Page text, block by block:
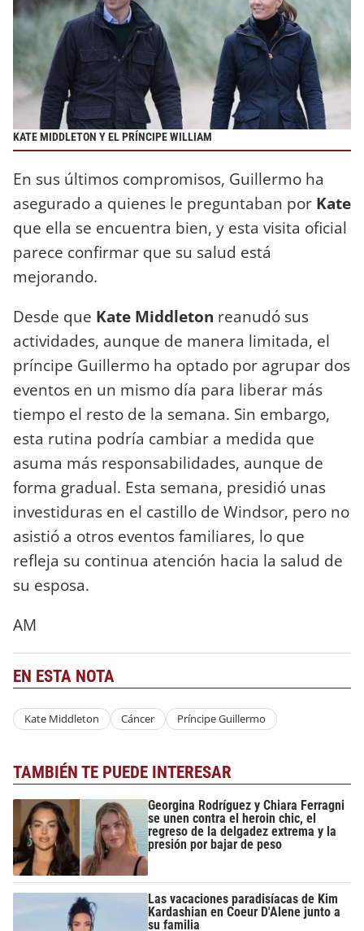
KATE MIDDLETON Y EL PRÍNCIPE WILLIAM
En sus últimos compromisos, Guillermo ha
asegurado a quienes le preguntaban por Kate
que ella se encuentra bien, y esta visita oficial
parece confirmar que su salud está
mejorando.
Desde que Kate Middleton reanudó sus
actividades, aunque de manera limitada, el
príncipe Guillermo ha optado por agrupar dos
eventos en un mismo día para liberar más
tiempo el resto de la semana. Sin embargo,
esta rutina podría cambiar a medida que
asuma más responsabilidades, aunque de
forma gradual. Esta semana, presidió unas
investiduras en el castillo de Windsor, pero no
asistió a otros eventos familiares, lo que
refleja su continua atención hacia la salud de
su esposa.
AM
EN ESTA NOTA
Kate Middleton Cáncer Príncipe Guillermo
TAMBIÉN TE PUEDE INTERESAR
Georgina Rodríguez y Chiara Ferragni
se unen contra el heroin chic, el
regreso de la delgadez extrema y la
presión por bajar de peso
Las vacaciones paradisíacas de Kim
Kardashian en Coeur D'Alene junto a
su familia